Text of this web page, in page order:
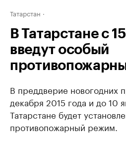
Татарстан
В Татарстане с
введут особый
В преддверие новогодних
декабря 2015 года и до 10
Татарстане будет
противопожарный режим.